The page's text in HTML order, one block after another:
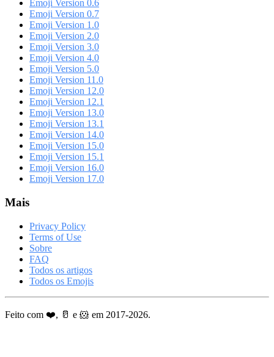
Emoji Version 0.6
Emoji Version 0.7
Emoji Version 1.0
Emoji Version 2.0
Emoji Version 3.0
Emoji Version 4.0
Emoji Version 5.0
Emoji Version 11.0
Emoji Version 12.0
Emoji Version 12.1
Emoji Version 13.0
Emoji Version 13.1
Emoji Version 14.0
Emoji Version 15.0
Emoji Version 15.1
Emoji Version 16.0
Emoji Version 17.0
Mais
Privacy Policy
Terms of Use
Sobre
FAQ
Todos os artigos
Todos os Emojis
Feito com ❤️, 🥛 e 🐹 em 2017-2026.